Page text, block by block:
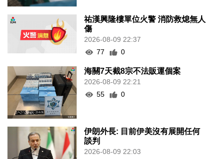
祐漢興隆樓單位火警 消防救熄無人
傷
2026-08-09 22:37
77
0
海關7天截8宗不法販運個案
2026-08-09 22:21
55
0
伊朗外長: 目前伊美沒有展開任何
談判
2026-08-09 22:03